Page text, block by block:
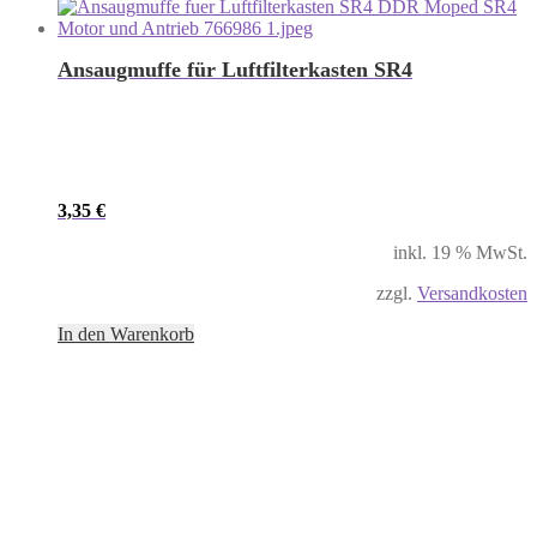
Ansaugmuffe für Luftfilterkasten SR4
3,35 €
inkl. 19 % MwSt.
zzgl. Versandkosten
In den Warenkorb